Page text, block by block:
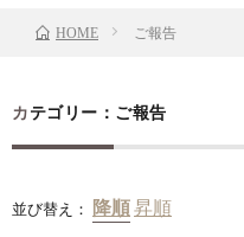
HOME ご報告
カテゴリー：ご報告
並び替え：